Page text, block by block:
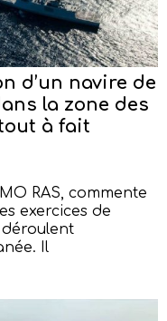
d’un navire de
la zone des
à fait
RAS, commente
exercices de
déroulent
Il